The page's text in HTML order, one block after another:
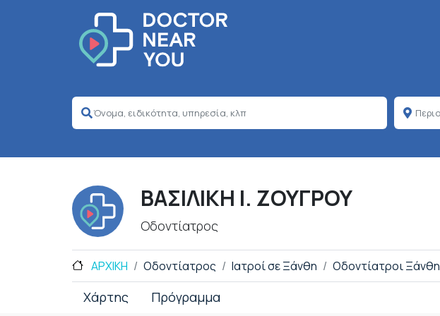
ΒΑΣΙΛΙΚΗ Ι. ΖΟΥΓΡΟΥ
Οδοντίατρος
ΑΡΧΙΚΗ Οδοντίατρος Ιατροί σε Ξάνθη Οδοντίατροι Ξάνθη
Χάρτης Πρόγραμμα